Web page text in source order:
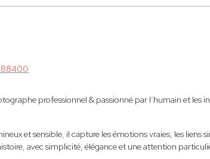
professionnel & passionné par l’humain et les
et sensible, il capture les émotions vraies, les liens
avec simplicité, élégance et une attention